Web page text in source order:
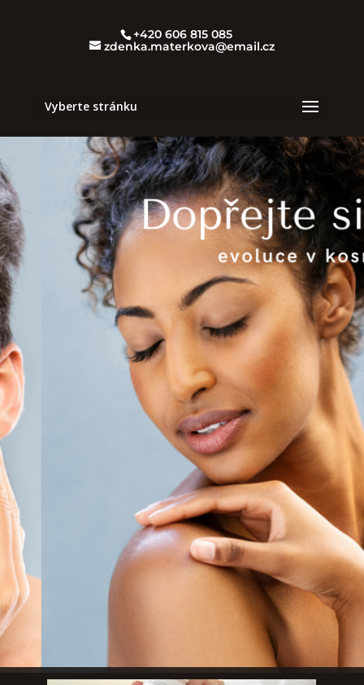
+420 606 815 085
zdenka.materkova@email.cz
Vyberte stránku